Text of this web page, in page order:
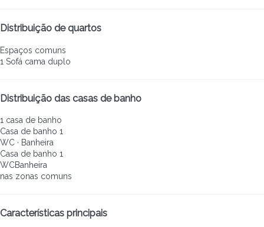
Distribuição de quartos
Espaços comuns
1 Sofá cama duplo
Distribuição das casas de banho
1 casa de banho
Casa de banho 1
WC · Banheira
Casa de banho 1
WCBanheira
nas zonas comuns
Características principais